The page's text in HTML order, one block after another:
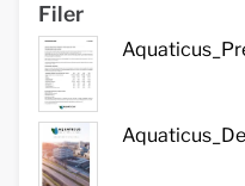
Filer